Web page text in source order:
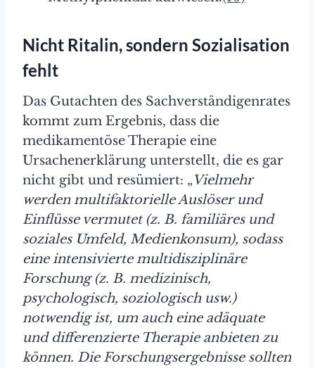
Nicht Ritalin, sondern Sozialisation
fehlt
Das Gutachten des Sachverständigenrates
kommt zum Ergebnis, dass die
medikamentöse Therapie eine
Ursachenerklärung unterstellt, die es gar
nicht gibt und resümiert: „Vielmehr
werden multifaktorielle Auslöser und
Einflüsse vermutet (z. B. familiäres und
soziales Umfeld, Medienkonsum), sodass
eine intensivierte multidisziplinäre
Forschung (z. B. medizinisch,
psychologisch, soziologisch usw.)
notwendig ist, um auch eine adäquate
und differenzierte Therapie anbieten zu
können. Die Forschungsergebnisse sollten